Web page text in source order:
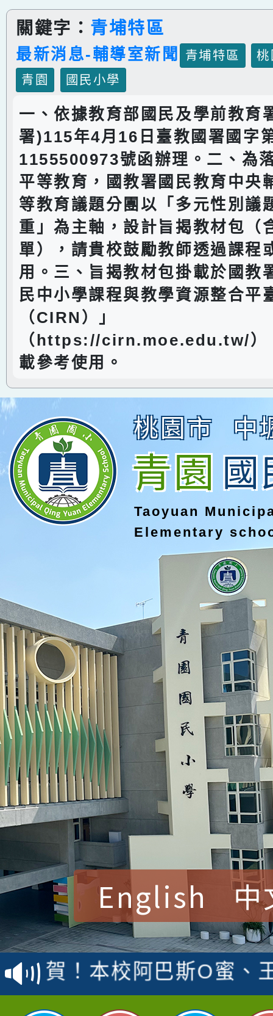
關鍵字： 青埔特區
最新消息-輔導室新聞 青埔特區
青園
國民小學
一、依據教育部國民及學前教育
署)115年4月16日臺教國署國字
1155500973號函辦理。二、為
平等教育，國教署國民教育中央
等教育議題分團以「多元性別議
重」為主軸，設計旨揭教材包（
單），請貴校鼓勵教師透過課程
用。三、旨揭教材包掛載於國教
民中小學課程與教學資源整合平
（CIRN）」
（https://cirn.moe.edu.tw/）
載參考使用。
桃園市 中
青園國
Taoyuan
Elementary
English 中
賀！本校參加桃園市中
賽 洪綺君教師榮獲社
名
賀！本校阿巴斯O蜜、
倩參加桃園市科展 國
賀！本校四年二班張O